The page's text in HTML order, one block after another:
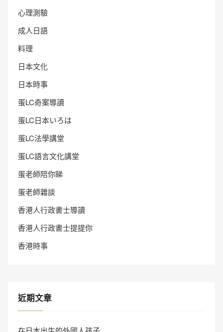
心理測驗
成人日語
料理
日本文化
日本時事
蛋LC奇案導讀
蛋LC日本いろは
蛋LC法學講堂
蛋LC語言文化講堂
蛋老師陪你睇
蛋老師雜談
香港人行政書士導讀
香港人行政書士提提你
香港時事
近期文章